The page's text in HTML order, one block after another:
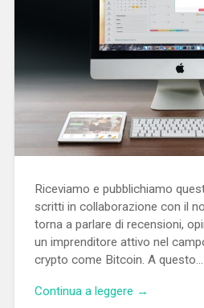
Riceviamo e pubblichiamo
scritti in collaborazione con il
torna a parlare di recensioni,
un imprenditore attivo nel
crypto come Bitcoin. A questo…
Continua a leggere →